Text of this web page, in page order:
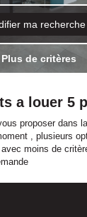
ma recherche
Plus de critères
a louer 5
proposer dans
, plusieurs
moins de